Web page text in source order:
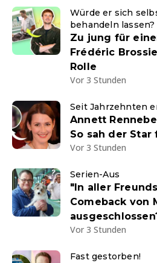
Würde er sich
behandeln lassen?
Zu jung für
Frédéric
Rolle
Vor 3 Stunden
Seit Jahrzehnten
Annett
So sah der Star
Vor 3 Stunden
Serien-Aus
"In aller
Comeback von
Vor 3 Stunden
Fast gestorben!